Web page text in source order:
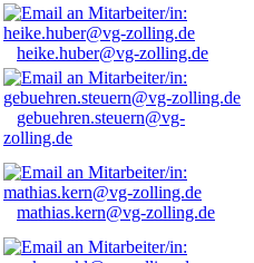
heike.huber@vg-zolling.de
gebuehren.steuern@vg-
zolling.de
mathias.kern@vg-zolling.de